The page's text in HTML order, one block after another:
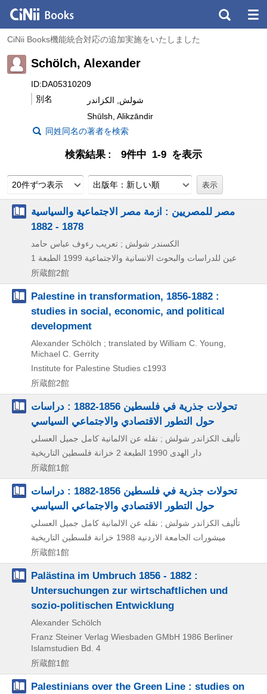
CiNii Books機能統合対応の追加実施をいたしました
Schölch, Alexander
ID:DA05310209
別名
شولش, الكزاندر
Shūlsh, Alikzāndir
同姓同名の著者を検索
検索結果 9件中 1-9 を表示
20件ずつ表示 出版年：新しい順
مصر للمصريين : ازمة مصر الاجتماعية والسياسية
1878 - 1882
الكسندر شولش ; تعريب رءوف عباس حامد
عين للدراسات والبحوث الانسانية والاجتماعية 1999 الطبعة 1
所蔵館2館
Palestine in transformation, 1856-1882 :
studies in social, economic, and political
development
Alexander Schölch ; translated by William C. Young,
Michael C. Gerrity
Institute for Palestine Studies c1993
所蔵館2館
تحولات جذرية في فلسطين 1856-1882 : دراسات
حول التطور الاقتصادي والاجتماعي السياسي
تأليف الكزاندر شولش ; نقله عن الالمانية كامل جميل العسلي
دار الهدى 1990 الطبعة 2
خزانة فلسطين التاريخية
所蔵館1館
تحولات جذرية في فلسطين 1856-1882 : دراسات
حول التطور الاقتصادي والاجتماعي السياسي
تأليف الكزاندر شولش ; نقله عن الالمانية كامل جميل العسلي
ميشورات الجامعة الاردنية 1988 خزانة فلسطين التاريخية
所蔵館1館
Palästina im Umbruch 1856 - 1882 :
Untersuchungen zur wirtschaftlichen und
sozio-politischen Entwicklung
Alexander Schölch
Franz Steiner Verlag Wiesbaden GMbH 1986 Berliner
Islamstudien Bd. 4
所蔵館1館
Palestinians over the Green Line : studies on